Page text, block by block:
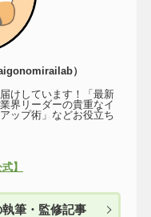
）
けしています！「最新
界リーダーの貴重なイ
ップ術」などお役立ち
】
筆・監修記事